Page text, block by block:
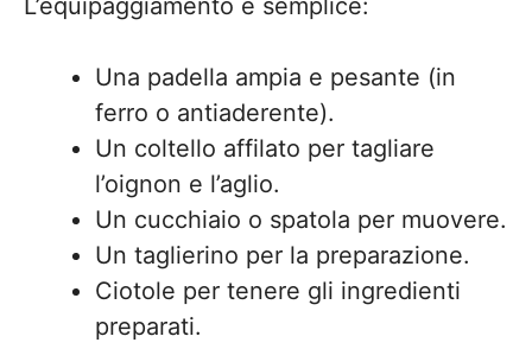
L’equipaggiamento è semplice:
Una padella ampia e pesante (in
ferro o antiaderente).
Un coltello affilato per tagliare
l’oignon e l’aglio.
Un cucchiaio o spatola per muovere.
Un taglierino per la preparazione.
Ciotole per tenere gli ingredienti
preparati.